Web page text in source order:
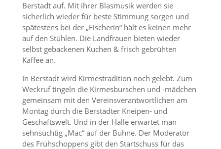
Berstadt auf. Mit ihrer Blasmusik werden sie
sicherlich wieder für beste Stimmung sorgen und
spätestens bei der „Fischerin“ hält es keinen mehr
auf den Stühlen. Die Landfrauen bieten wieder
selbst gebackenen Kuchen & frisch gebrühten
Kaffee an.
In Berstadt wird Kirmestradition noch gelebt. Zum
Weckruf tingeln die Kirmesburschen und -mädchen
gemeinsam mit den Vereinsverantwortlichen am
Montag durch die Berstädter Kneipen- und
Geschäftswelt. Und in der Halle erwartet man
sehnsüchtig „Mac“ auf der Bühne. Der Moderator
des Frühschoppens gibt den Startschuss für das